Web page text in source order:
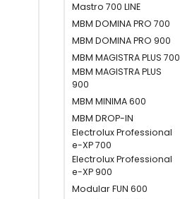
Mastro 700 LINE
MBM DOMINA PRO 700
MBM DOMINA PRO 900
MBM MAGISTRA PLUS 700
MBM MAGISTRA PLUS
900
MBM MINIMA 600
MBM DROP-IN
Electrolux Professional
e-XP 700
Electrolux Professional
e-XP 900
Modular FUN 600